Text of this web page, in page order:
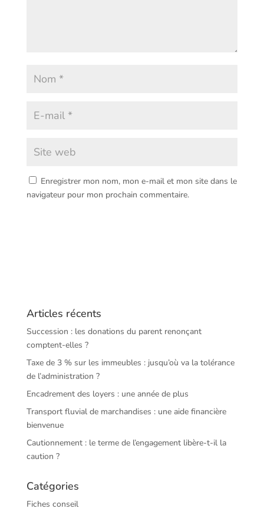
Enregistrer mon nom, mon e-mail et mon site dans le
navigateur pour mon prochain commentaire.
Articles récents
Succession : les donations du parent renonçant
comptent-elles ?
Taxe de 3 % sur les immeubles : jusqu’où va la tolérance
de l’administration ?
Encadrement des loyers : une année de plus
Transport fluvial de marchandises : une aide financière
bienvenue
Cautionnement : le terme de l’engagement libère-t-il la
caution ?
Catégories
Fiches conseil